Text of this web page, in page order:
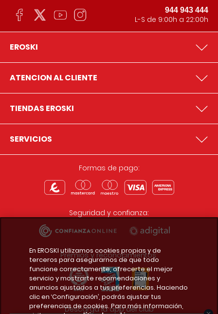
944 943 444
L-S de 9:00h a 22:00h
EROSKI
ATENCION AL CLIENTE
TIENDAS EROSKI
SERVICIOS
Formas de pago:
Seguridad y confianza:
Premios y reconocimientos:
Descarga la app del club
En EROSKI utilizamos cookies propias y de
terceros para asegurarnos de que todo
funcione correctamente, ofrecerte el mejor
servicio y mostrarte recomendaciones y
anuncios ajustados a tus preferencias. Haciendo
clic en ‘Configuración’, podrás ajustar tus
preferencias de cookies. Para más información,